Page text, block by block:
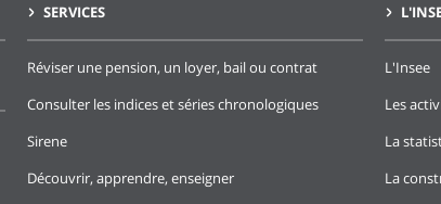
SERVICES
Réviser une pension, un loyer, bail ou contrat
Consulter les indices et séries chronologiques
Sirene
Découvrir, apprendre, enseigner
L'Insee
Les
La
La